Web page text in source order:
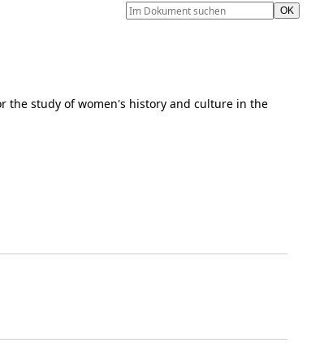
the study of women's history and culture in the